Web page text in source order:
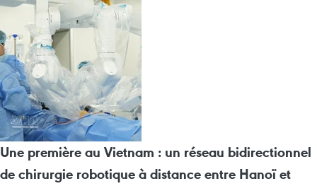
Une première au Vietnam : un réseau bidirectionnel
de chirurgie robotique à distance entre Hanoï et